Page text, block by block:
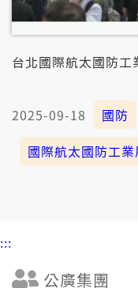
台北國際航太國防
2025-09-18 國防
國際航太國防工業
:::
公廣集團